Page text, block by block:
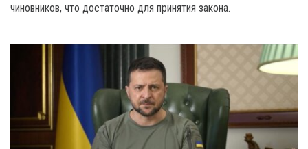
чиновников, что достаточно для принятия закона.